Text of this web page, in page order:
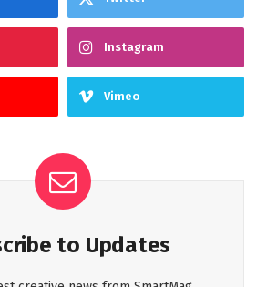
Instagram
Vimeo
to Updates